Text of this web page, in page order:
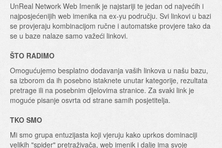
UnReal Network Web Imenik je najstariji te jedan od najvećih i
najposjećenijih web imenika na ex-yu području. Svi linkovi u bazi
se provjeraju kombinacijom ručne i automatske provjere tako da
se u baze nalaze samo važeći linkovi.
ŠTO RADIMO
Omogućujemo besplatno dodavanja vaših linkova u našu bazu,
sa izborom da ih posebno istaknete unutar kategorije, rezultata
pretrage ili na posebnim djelovima stranice. Za svaki link je
moguće pisanje osvrta od strane samih posjetitelja.
TKO SMO
Mi smo grupa entuzijasta koji vjeruju kako uprkos dominaciji
velikih "spider" pretraživača, web imenik i dalje ima svoje